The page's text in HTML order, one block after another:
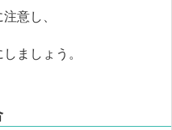
意し、
ましょう。